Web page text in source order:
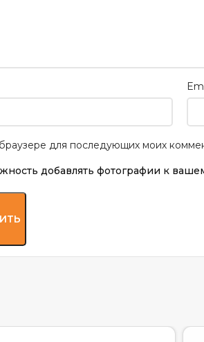
для последующих моих
добавлять фотографии к